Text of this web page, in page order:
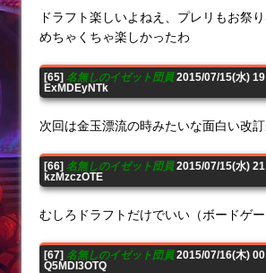
ドラフト楽しいよねえ、プレリもお祭
めちゃくちゃ楽しかったわ
[65] 名無しのイゼット団員2015/07/15(水)
ExMDEyNTk
次回は金玉漂流の時みたいな面白い改
[66] 名無しのイゼット団員2015/07/15(水)
kzMzczOTE
むしろドラフトだけでいい（ボードゲ
[67] 名無しのイゼット団員2015/07/16(木)
Q5MDI3OTQ